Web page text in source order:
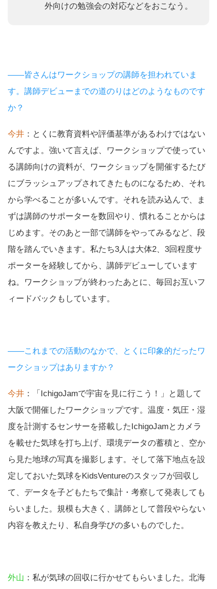
外向けの勉強会の対応などをおこなう。
――皆さんはワークショップの講師を担われていま
す。講師デビューまでの道のりはどのようなものです
か？
今井 ：とくに教育資料や評価基準があるわけではない
んですよ。強いて言えば、ワークショップで使ってい
る講師向けの資料が、ワークショップを開催するたび
にブラッシュアップされてきたものになるため、それ
から学べることが多いんです。それを読み込んで、ま
ずは講師のサポーターを数回やり、慣れることからは
じめます。そのあと一部で講師をやってみるなど、段
階を踏んでいきます。私たち3人は大体2、3回程度サ
ポーターを経験してから、講師デビューしています
ね。ワークショップが終わったあとに、毎回お互いフ
ィードバックもしています。
――これまでの活動のなかで、とくに印象的だったワ
ークショップはありますか？
今井 ：「IchigoJamで宇宙を見に行こう！」と題して
大阪で開催したワークショップです。温度・気圧・湿
度を計測するセンサーを搭載したIchigoJamとカメラ
を載せた気球を打ち上げ、環境データの蓄積と、空か
ら見た地球の写真を撮影します。そして落下地点を設
定しておいた気球をKidsVentureのスタッフが回収し
て、データを子どもたちで集計・考察して発表しても
らいました。規模も大きく、講師として普段やらない
内容を教えたり、私自身学びの多いものでした。
外山 ：私が気球の回収に行かせてもらいました。北海